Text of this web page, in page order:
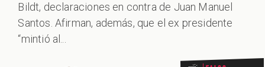
Bildt, declaraciones en contra de Juan Manuel
Santos. Afirman, además, que el ex presidente
“mintió al...